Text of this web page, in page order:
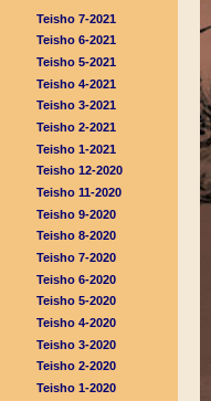
Teisho 7-2021
Teisho 6-2021
Teisho 5-2021
Teisho 4-2021
Teisho 3-2021
Teisho 2-2021
Teisho 1-2021
Teisho 12-2020
Teisho 11-2020
Teisho 9-2020
Teisho 8-2020
Teisho 7-2020
Teisho 6-2020
Teisho 5-2020
Teisho 4-2020
Teisho 3-2020
Teisho 2-2020
Teisho 1-2020